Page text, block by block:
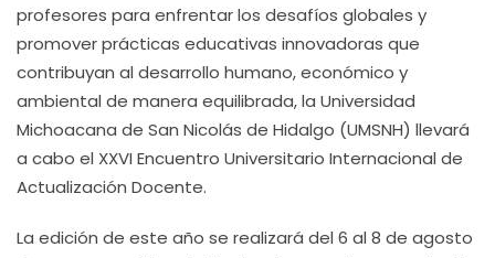
profesores para enfrentar los desafíos globales y
promover prácticas educativas innovadoras que
contribuyan al desarrollo humano, económico y
ambiental de manera equilibrada, la Universidad
Michoacana de San Nicolás de Hidalgo (UMSNH) llevará
a cabo el XXVI Encuentro Universitario Internacional de
Actualización Docente.
La edición de este año se realizará del 6 al 8 de agosto